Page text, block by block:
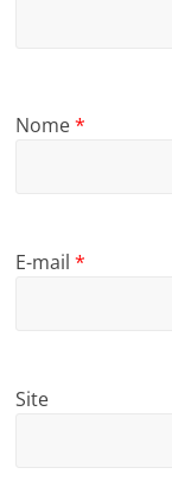
Nome*
E-mail*
Site